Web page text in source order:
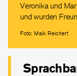
Veronika und
und wurden
Foto: Maik Reichert